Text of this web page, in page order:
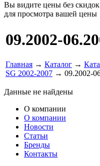
Вы видите цены без
для просмотра вашей цены
09.2002-
Главная → Каталог →
SG 2002-2007 → 09.2002-
Данные не найдены
О компании
О компании
Новости
Статьи
Бренды
Контакты